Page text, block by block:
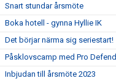
Snart stundar årsmöte
Boka hotell - gynna Hyllie IK
Det börjar närma sig seriestart!
Påsklovscamp med Pro
Inbjudan till årsmöte 2023